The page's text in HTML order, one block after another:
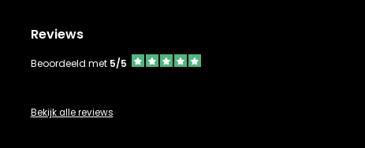
Reviews
Beoordeeld met 5/5
Bekijk alle reviews